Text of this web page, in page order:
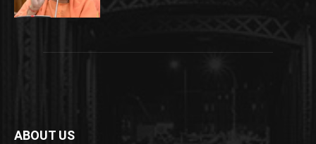
ABOUT US